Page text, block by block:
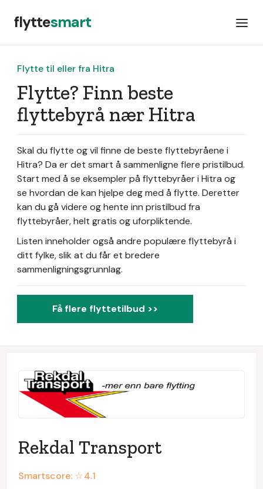
flyttesmart
Flytte til eller fra Hitra
Flytte? Finn beste
flyttebyrå nær Hitra
Skal du flytte og vil finne de beste flyttebyråene i
Hitra? Da er det smart å sammenligne flere pristilbud.
Start med å se eksempler på flyttebyråer i Hitra og
se hvordan de kan hjelpe deg med å flytte. Deretter
kan du gå videre og hente inn pristilbud fra
flyttebyråer, helt gratis og uforpliktende.
Listen inneholder også andre populære flyttebyrå i
ditt fylke, slik at du får et bredere
sammenligningsgrunnlag.
Få flere flyttetilbud >>
Rekdal Transport
Smartscore: ☆4.1